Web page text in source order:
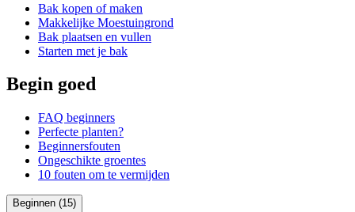
Bak kopen of maken
Makkelijke Moestuingrond
Bak plaatsen en vullen
Starten met je bak
Begin goed
FAQ beginners
Perfecte planten?
Beginnersfouten
Ongeschikte groentes
10 fouten om te vermijden
Beginnen (15)